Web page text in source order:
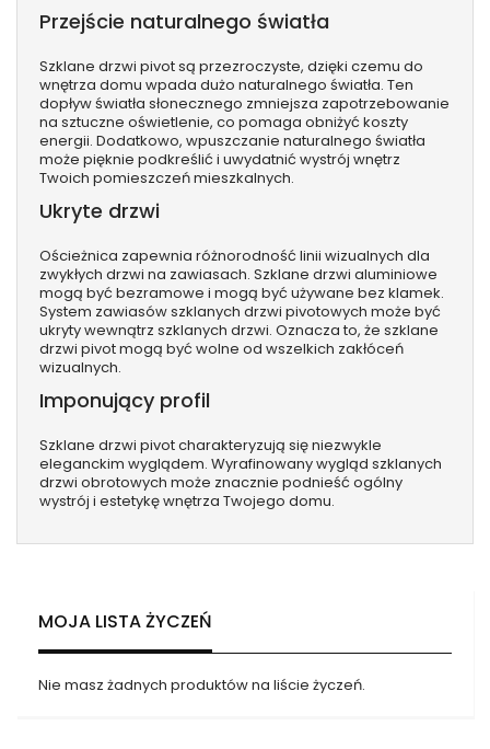
Przejście naturalnego światła
Szklane drzwi pivot są przezroczyste, dzięki czemu do
wnętrza domu wpada dużo naturalnego światła. Ten
dopływ światła słonecznego zmniejsza zapotrzebowanie
na sztuczne oświetlenie, co pomaga obniżyć koszty
energii. Dodatkowo, wpuszczanie naturalnego światła
może pięknie podkreślić i uwydatnić wystrój wnętrz
Twoich pomieszczeń mieszkalnych.
Ukryte drzwi
Ościeżnica zapewnia różnorodność linii wizualnych dla
zwykłych drzwi na zawiasach. Szklane drzwi aluminiowe
mogą być bezramowe i mogą być używane bez klamek.
System zawiasów szklanych drzwi pivotowych może być
ukryty wewnątrz szklanych drzwi. Oznacza to, że szklane
drzwi pivot mogą być wolne od wszelkich zakłóceń
wizualnych.
Imponujący profil
Szklane drzwi pivot charakteryzują się niezwykle
eleganckim wyglądem. Wyrafinowany wygląd szklanych
drzwi obrotowych może znacznie podnieść ogólny
wystrój i estetykę wnętrza Twojego domu.
MOJA LISTA ŻYCZEŃ
Nie masz żadnych produktów na liście życzeń.